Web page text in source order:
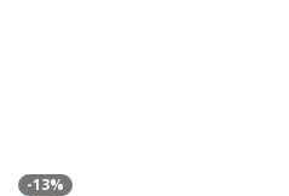
-13%